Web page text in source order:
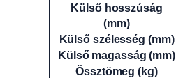
Külső hosszúság
(mm)
Külső szélesség (mm)
Külső magasság (mm)
Össztömeg (kg)